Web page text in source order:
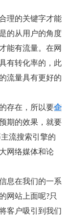
理的关键字才能
的从用户的角度
能有流量。在网
有转化率的，此
流量具有更好的
存在，所以要企
期的效果，就要
流搜索引擎的
网络媒体和论
息在我们的一系
网站上面呢?只
客户吸引到我们